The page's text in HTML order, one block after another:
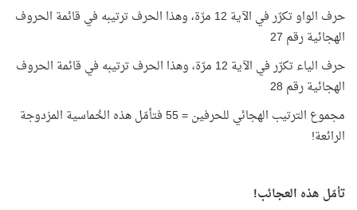
حرف الواو تكرّر في الآية 12 مرّة، وهذا الحرف ترتيبه في قائمة الحروف
الهجائية رقم 27
حرف الياء تكرّر في الآية 12 مرّة، وهذا الحرف ترتيبه في قائمة الحروف
الهجائية رقم 28
مجموع الترتيب الهجائي للحرفين = 55 فتأمّل هذه الخُماسية المزدوجة
الرائعة!
تأمّل هذه العجائب!